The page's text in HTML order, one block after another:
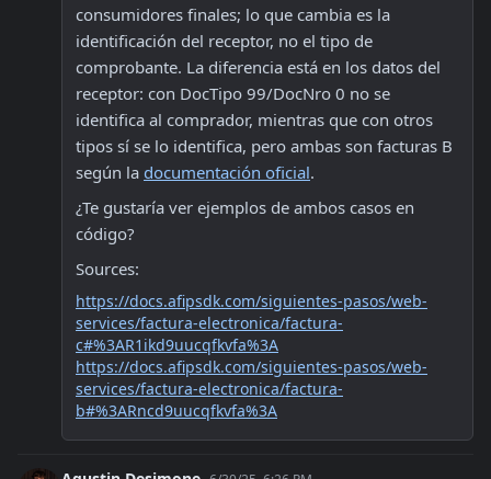
consumidores finales; lo que cambia es la
identificación del receptor, no el tipo de
comprobante. La diferencia está en los datos del
receptor: con DocTipo 99/DocNro 0 no se
identifica al comprador, mientras que con otros
tipos sí se lo identifica, pero ambas son facturas B
según la documentación oficial.
¿Te gustaría ver ejemplos de ambos casos en
código?
Sources:
https://docs.afipsdk.com/siguientes-pasos/web-
services/factura-electronica/factura-
c#%3AR1ikd9uucqfkvfa%3A
https://docs.afipsdk.com/siguientes-pasos/web-
services/factura-electronica/factura-
b#%3ARncd9uucqfkvfa%3A